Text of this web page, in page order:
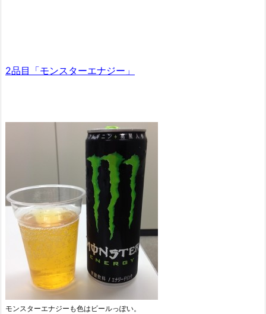
2品目「モンスターエナジー」
モンスターエナジーも色はビールっぽい。